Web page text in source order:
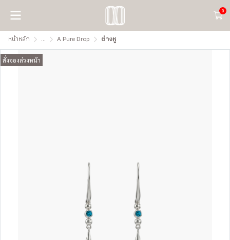
0
หน้าหลัก ... A Pure Drop ต่างหู
สั่งจองล่วงหน้า